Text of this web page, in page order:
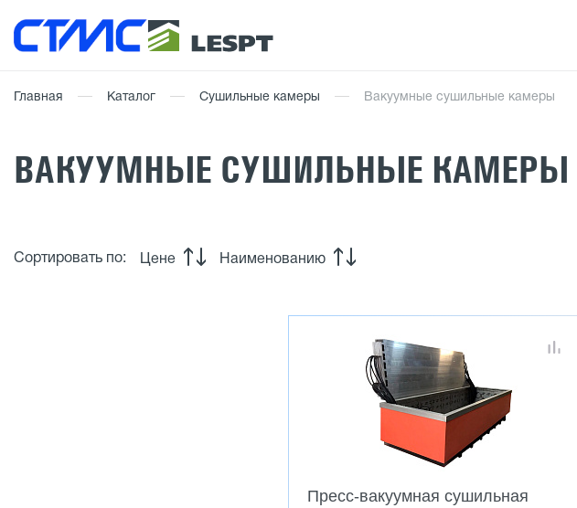
Главная Каталог Сушильные камеры Вакуумные сушильные камеры
ВАКУУМНЫЕ СУШИЛЬНЫЕ КАМЕРЫ
Сортировать по: Цене Наименованию
Пресс-вакуумная сушильная